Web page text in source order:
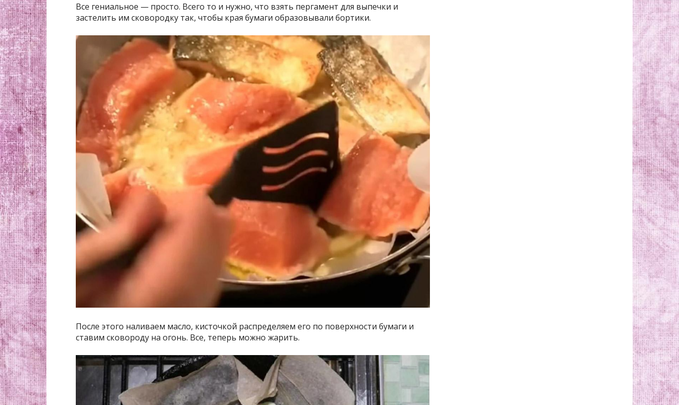
Все гениальное — просто. Всего то и нужно, что взять пергамент для выпечки и
застелить им сковородку так, чтобы края бумаги образовывали бортики.
После этого наливаем масло, кисточкой распределяем его по поверхности бумаги и
ставим сковороду на огонь. Все, теперь можно жарить.